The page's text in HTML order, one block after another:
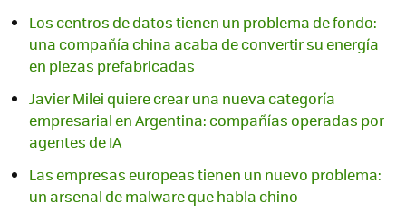
Los centros de datos tienen un problema de fondo:
una compañía china acaba de convertir su energía
en piezas prefabricadas
Javier Milei quiere crear una nueva categoría
empresarial en Argentina: compañías operadas por
agentes de IA
Las empresas europeas tienen un nuevo problema:
un arsenal de malware que habla chino